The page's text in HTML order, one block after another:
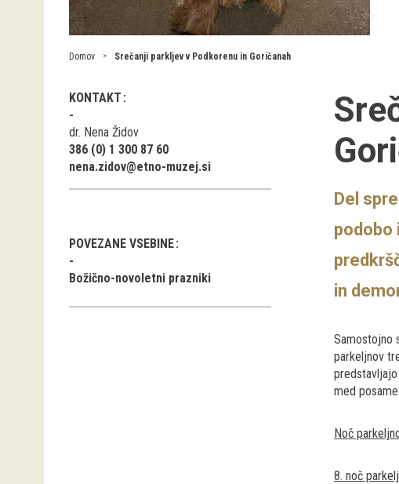
Domov Srečanji parkljev v Podkorenu in Goričanah
KONTAKT
dr. Nena Židov
386 (0) 1 300 87 60
nena.zidov@etno-muzej.si
POVEZANE VSEBINE
Božično-novoletni prazniki
Del
podobo
in
Samostojno
parkeljnov
med
Noč
8. noč